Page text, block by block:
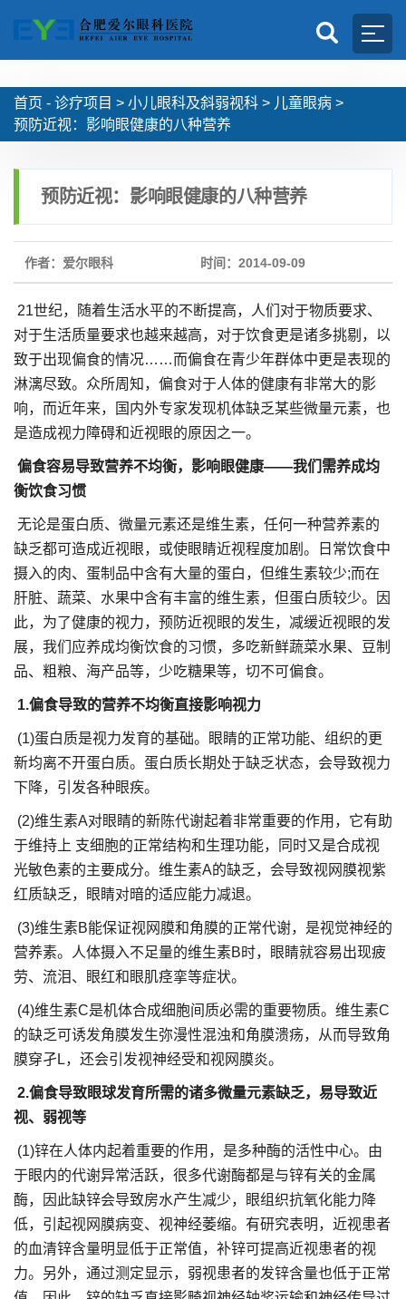
首页 - 诊疗项目 > 小儿眼科及斜弱视科 > 儿童眼病 >
预防近视：影响眼健康的八种营养
预防近视：影响眼健康的八种营养
作者：爱尔眼科 时间：2014-09-09
21世纪，随着生活水平的不断提高，人们对于物质要求、
对于生活质量要求也越来越高，对于饮食更是诸多挑剔，以
致于出现偏食的情况……而偏食在青少年群体中更是表现的
淋漓尽致。众所周知，偏食对于人体的健康有非常大的影
响，而近年来，国内外专家发现机体缺乏某些微量元素，也
是造成视力障碍和近视眼的原因之一。
偏食容易导致营养不均衡，影响眼健康——我们需养成均
衡饮食习惯
无论是蛋白质、微量元素还是维生素，任何一种营养素的
缺乏都可造成近视眼，或使眼睛近视程度加剧。日常饮食中
摄入的肉、蛋制品中含有大量的蛋白，但维生素较少;而在
肝脏、蔬菜、水果中含有丰富的维生素，但蛋白质较少。因
此，为了健康的视力，预防近视眼的发生，减缓近视眼的发
展，我们应养成均衡饮食的习惯，多吃新鲜蔬菜水果、豆制
品、粗粮、海产品等，少吃糖果等，切不可偏食。
1.偏食导致的营养不均衡直接影响视力
(1)蛋白质是视力发育的基础。眼睛的正常功能、组织的更
新均离不开蛋白质。蛋白质长期处于缺乏状态，会导致视力
下降，引发各种眼疾。
(2)维生素A对眼睛的新陈代谢起着非常重要的作用，它有助
于维持上 支细胞的正常结构和生理功能，同时又是合成视
光敏色素的主要成分。维生素A的缺乏，会导致视网膜视紫
红质缺乏，眼睛对暗的适应能力减退。
(3)维生素B能保证视网膜和角膜的正常代谢，是视觉神经的
营养素。人体摄入不足量的维生素B时，眼睛就容易出现疲
劳、流泪、眼红和眼肌痉挛等症状。
(4)维生素C是机体合成细胞间质必需的重要物质。维生素C
的缺乏可诱发角膜发生弥漫性混浊和角膜溃疡，从而导致角
膜穿孑L，还会引发视神经受和视网膜炎。
2.偏食导致眼球发育所需的诸多微量元素缺乏，易导致近
视、弱视等
(1)锌在人体内起着重要的作用，是多种酶的活性中心。由
于眼内的代谢异常活跃，很多代谢酶都是与锌有关的金属
酶，因此缺锌会导致房水产生减少，眼组织抗氧化能力降
低，引起视网膜病变、视神经萎缩。有研究表明，近视患者
的血清锌含量明显低于正常值，补锌可提高近视患者的视
力。另外，通过测定显示，弱视患者的发锌含量也低于正常